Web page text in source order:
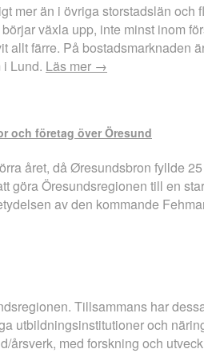
mer än i övriga storstadslän
växla upp, inte minst inom
färre. På bostadsmarknaden
Lund. Läs mer →
och företag över Öresund
året, då Øresundsbron fyllde
göra Öresundsregionen till en
av den kommande
Tillsammans har
utbildningsinstitutioner och
med forskning och